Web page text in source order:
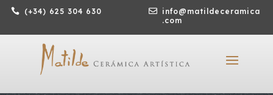
 (+34) 625 304 630 
info@matildeceramica
.com